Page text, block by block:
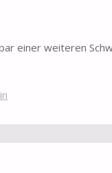
einer weiteren